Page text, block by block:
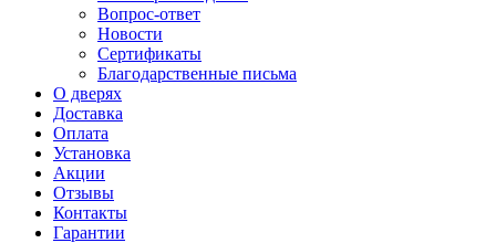
Вопрос-ответ
Новости
Сертификаты
Благодарственные письма
О дверях
Доставка
Оплата
Установка
Акции
Отзывы
Контакты
Гарантии